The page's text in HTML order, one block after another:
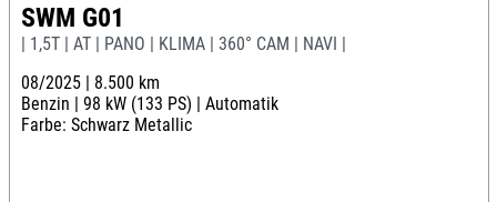
SWM G01
| 1,5T | AT | PANO | KLIMA | 360° CAM | NAVI |
08/2025 | 8.500 km
Benzin | 98 kW (133 PS) | Automatik
Farbe: Schwarz Metallic